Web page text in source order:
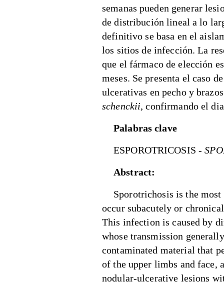
semanas pueden generar
de distribución lineal a lo
definitivo se basa en el
los sitios de infección. La
que el fármaco de elección
meses. Se presenta el caso
ulcerativas en pecho y
schenckii, confirmando el
Palabras clave
ESPOROTRICOSIS -
Abstract:
Sporotrichosis is the
occur subacutely or
This infection is caused by
whose transmission
contaminated material that
of the upper limbs and face,
nodular-ulcerative lesions